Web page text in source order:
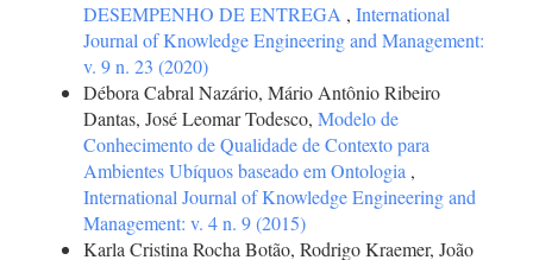
DESEMPENHO DE ENTREGA , International
Journal of Knowledge Engineering and Management:
v. 9 n. 23 (2020)
Débora Cabral Nazário, Mário Antônio Ribeiro
Dantas, José Leomar Todesco, Modelo de
Conhecimento de Qualidade de Contexto para
Ambientes Ubíquos baseado em Ontologia ,
International Journal of Knowledge Engineering and
Management: v. 4 n. 9 (2015)
Karla Cristina Rocha Botão, Rodrigo Kraemer, João